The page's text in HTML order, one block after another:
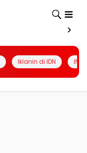
Iklanin di IDN